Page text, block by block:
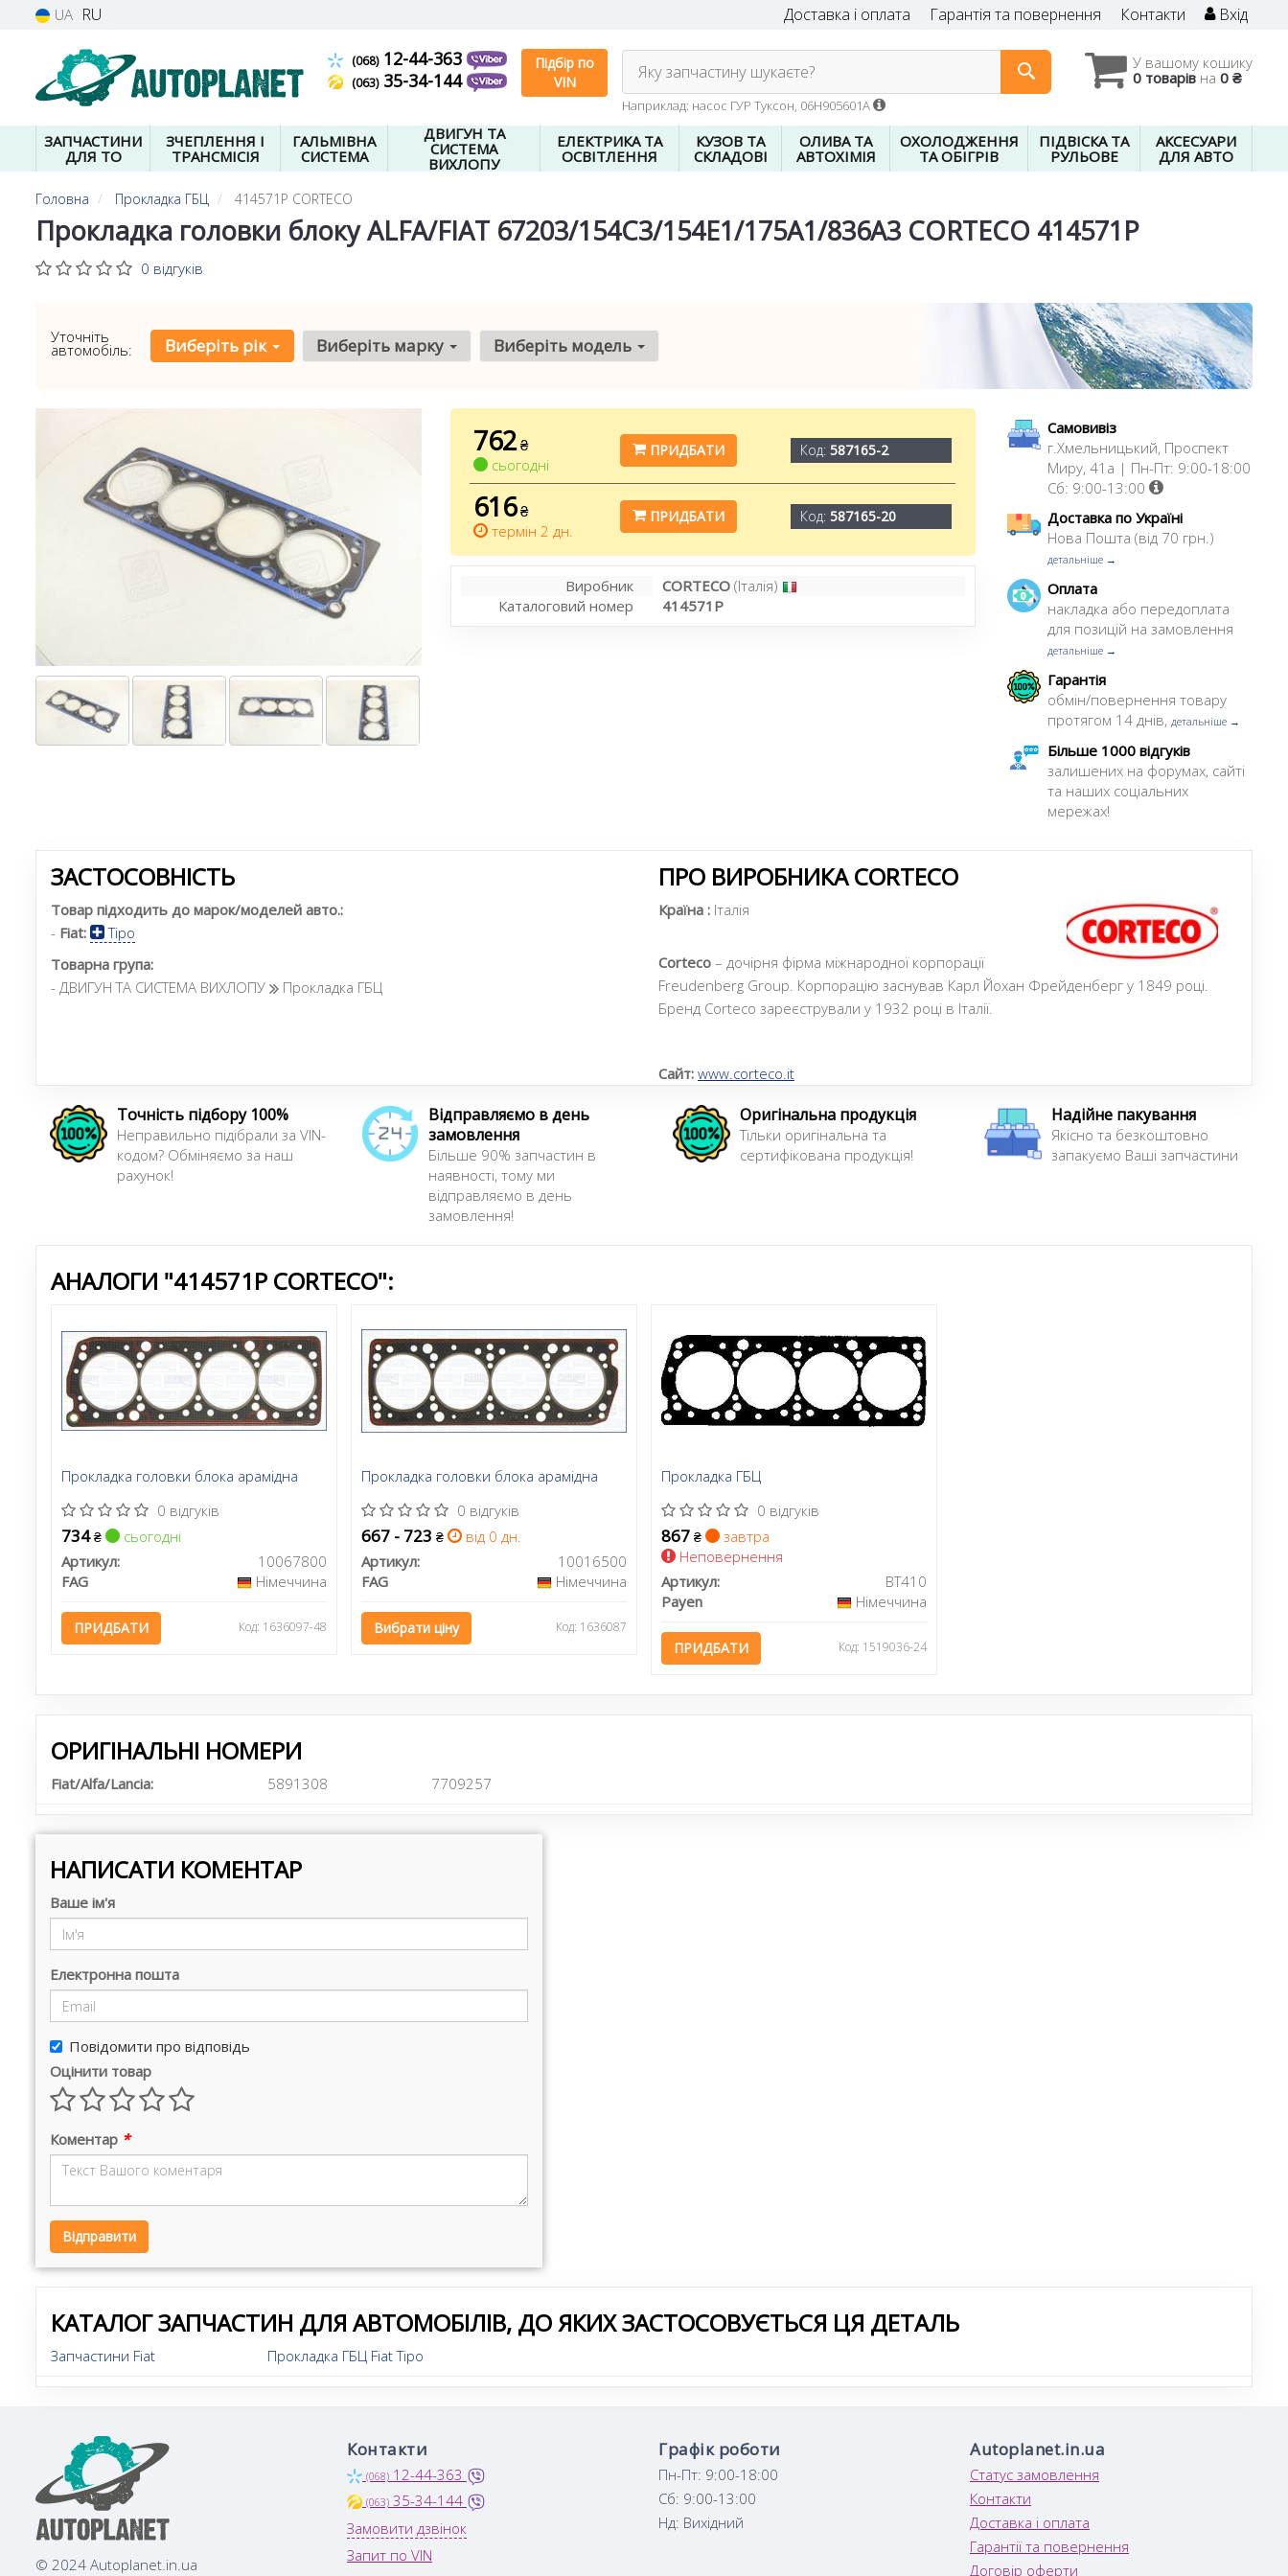
UA RU Доставка і оплата Гарантія та повернення Контакти Вхід
(068)12-44-363
(063)35-34-144
Підбір по
VIN
У вашому кошику
0 товарів на 0 ₴
Яку запчастину шукаєте?
Наприклад: насос ГУР Туксон, 06H905601A
ЗАПЧАСТИНИ
ДЛЯ ТО
ЗЧЕПЛЕННЯ І
ТРАНСМІСІЯ
ГАЛЬМІВНА
СИСТЕМА
ДВИГУН ТА
СИСТЕМА
ВИХЛОПУ
ЕЛЕКТРИКА ТА
ОСВІТЛЕННЯ
КУЗОВ ТА
СКЛАДОВІ
ОЛИВА ТА
АВТОХІМІЯ
ОХОЛОДЖЕННЯ
ТА ОБІГРІВ
ПІДВІСКА ТА
РУЛЬОВЕ
АКСЕСУАРИ
ДЛЯ АВТО
Головна Прокладка ГБЦ 414571P CORTECO
Прокладка головки блоку ALFA/FIAT 67203/154C3/154E1/175A1/836A3 CORTECO 414571P
0 відгуків
Уточніть
автомобіль: Виберіть рік Виберіть марку Виберіть модель
762 ₴
сьогодні
ПРИДБАТИ Код:587165-2
616 ₴
термін 2 дн.
ПРИДБАТИ Код:587165-20
Виробник CORTECO (Італія)
Каталоговий номер
414571P
Самовивіз
г.Хмельницький, Проспект
Миру, 41а | Пн-Пт: 9:00-18:00
Сб: 9:00-13:00
Доставка по Україні
Нова Пошта (від 70 грн.)
детальніше →
Оплата
накладка або передоплата
для позицій на замовлення
детальніше →
Гарантія
обмін/повернення товару
протягом 14 днів,детальніше →
Більше 1000 відгуків
залишених на форумах, сайті
та наших соціальних
мережах!
ЗАСТОСОВНІСТЬ
Товар підходить до марок/моделей авто.:
- Fiat:
Tipo
Товарна група:
- ДВИГУН ТА СИСТЕМА ВИХЛОПУ
Прокладка ГБЦ
ПРО ВИРОБНИКА CORTECO
Країна : Італія
Corteco – дочірня фірма міжнародної корпорації
Freudenberg Group. Корпорацію заснував Карл Йохан Фрейденберг у 1849 році.
Бренд Corteco зареєстрували у 1932 році в Італії.
Сайт: www.corteco.it
Точність підбору 100%
Неправильно підібрали за VIN-
кодом? Обміняємо за наш
рахунок!
Відправляємо в день
замовлення
Більше 90% запчастин в
наявності, тому ми
відправляємо в день
замовлення!
Оригінальна продукція
Тільки оригінальна та
сертифікована продукція!
Надійне пакування
Якісно та безкоштовно
запакуємо Ваші запчастини
АНАЛОГИ "414571P CORTECO":
Прокладка головки блока арамідна
0 відгуків
734₴
сьогодні
Артикул:
10067800
FAG
Німеччина
ПРИДБАТИ Код: 1636097-48
Прокладка головки блока арамідна
0 відгуків
667 - 723 ₴
від 0 дн.
Артикул:
10016500
FAG
Німеччина
Вибрати ціну Код: 1636087
Прокладка ГБЦ
0 відгуків
867 ₴
завтра
Неповернення
Артикул:
BT410
Payen
Німеччина
ПРИДБАТИ Код: 1519036-24
ОРИГІНАЛЬНІ НОМЕРИ
Fiat/Alfa/Lancia: 5891308 7709257
НАПИСАТИ КОМЕНТАР
Ваше ім'я
Електронна пошта
Повідомити про відповідь
Оцінити товар
Коментар *
Відправити
КАТАЛОГ ЗАПЧАСТИН ДЛЯ АВТОМОБІЛІВ, ДО ЯКИХ ЗАСТОСОВУЄТЬСЯ ЦЯ ДЕТАЛЬ
Запчастини Fiat Прокладка ГБЦ Fiat Tipo
© 2024 Autoplanet.in.ua
Контакти
(068) 12-44-363
(063) 35-34-144
Замовити дзвінок
Запит по VIN
Графік роботи
Пн-Пт: 9:00-18:00
Сб: 9:00-13:00
Нд: Вихідний
Autoplanet.in.ua
Статус замовлення
Контакти
Доставка і оплата
Гарантії та повернення
Договір оферти